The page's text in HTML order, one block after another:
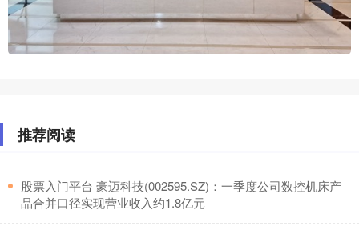
推荐阅读
​股票入门平台 豪迈科技(002595.SZ)：一季度公司数控机床产
品合并口径实现营业收入约1.8亿元